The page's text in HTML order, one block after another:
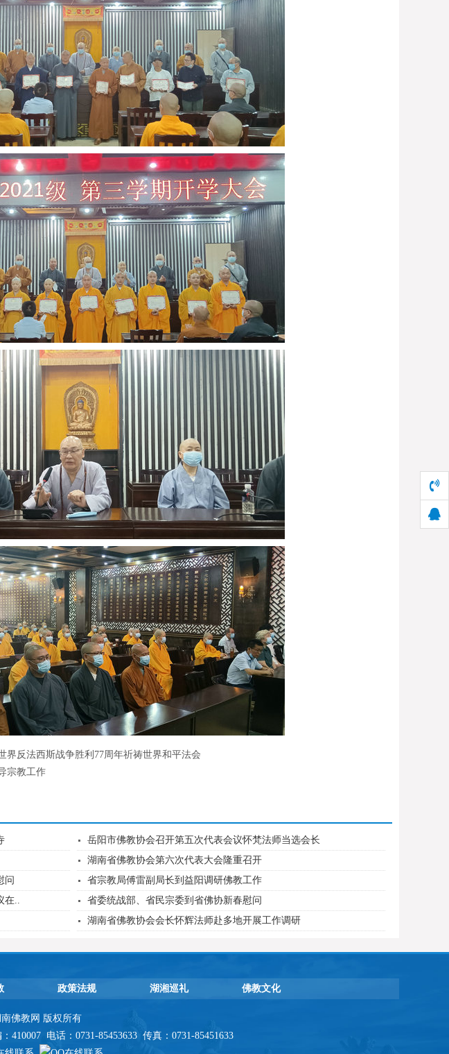
反法西斯战争胜利77周年祈祷世界和平法会
宗教工作
岳阳市佛教协会召开第五次代表会议怀梵法师当选会长
湖南省佛教协会第六次代表大会隆重召开
问
省宗教局傅雷副局长到益阳调研佛教工作
在..
省委统战部、省民宗委到省佛协新春慰问
湖南省佛教协会会长怀辉法师赴多地开展工作调研
政策法规 湖湘巡礼 佛教文化
南佛教网 版权所有
电话：0731-85453633 传真：0731-85451633